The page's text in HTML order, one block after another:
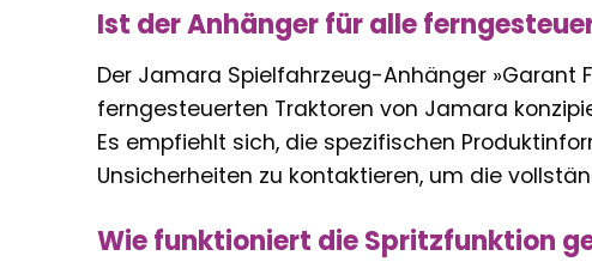
Ist der Anhänger für alle
Der Jamara Spielfahrzeug-Anhänger
ferngesteuerten Traktoren von Jamara
Es empfiehlt sich, die spezifischen
Unsicherheiten zu kontaktieren, um die
Wie funktioniert die Spritzfunktion